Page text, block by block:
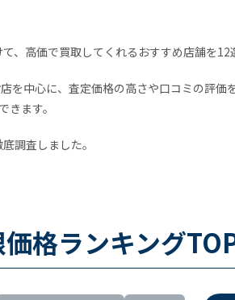
、高価で買取してくれるおすすめ店舗を12
を中心に、査定価格の高さや口コミの評価
ます。
調査しました。
格ランキング